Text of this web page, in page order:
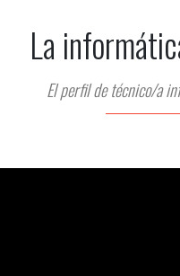
La
El perfil de técnico/a